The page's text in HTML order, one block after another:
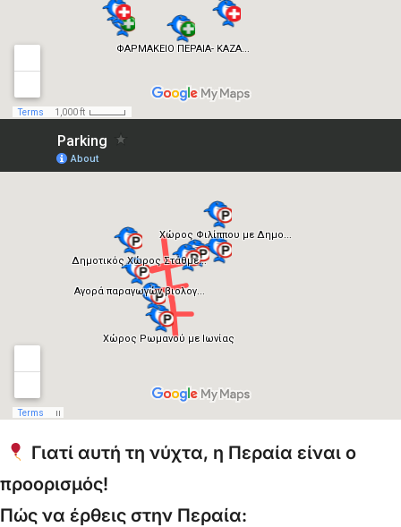
Γιατί αυτή τη νύχτα, η Περαία είναι ο
προορισμός!
Πώς να έρθεις στην Περαία: